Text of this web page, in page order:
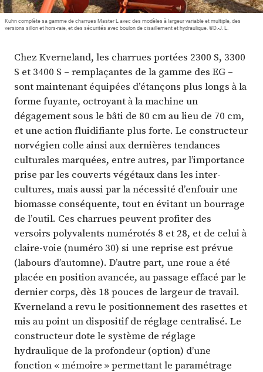
Kuhn complète sa gamme de charrues Master L avec des modèles à largeur variable et multiple, des
versions sillon et hors-raie, et des sécurités avec boulon de cisaillement et hydraulique. ©D.-J. L.
Chez Kverneland, les charrues portées 2300 S, 3300
S et 3400 S – remplaçantes de la gamme des EG –
sont maintenant équipées d’étançons plus longs à la
forme fuyante, octroyant à la machine un
dégagement sous le bâti de 80 cm au lieu de 70 cm,
et une action fluidifiante plus forte. Le constructeur
norvégien colle ainsi aux dernières tendances
culturales marquées, entre autres, par l’importance
prise par les couverts végétaux dans les inter-
cultures, mais aussi par la nécessité d’enfouir une
biomasse conséquente, tout en évitant un bourrage
de l’outil. Ces charrues peuvent profiter des
versoirs polyvalents numérotés 8 et 28, et de celui à
claire-voie (numéro 30) si une reprise est prévue
(labours d’automne). D’autre part, une roue a été
placée en position avancée, au passage effacé par le
dernier corps, dès 18 pouces de largeur de travail.
Kverneland a revu le positionnement des rasettes et
mis au point un dispositif de réglage centralisé. Le
constructeur dote le système de réglage
hydraulique de la profondeur (option) d’une
fonction « mémoire » permettant le paramétrage